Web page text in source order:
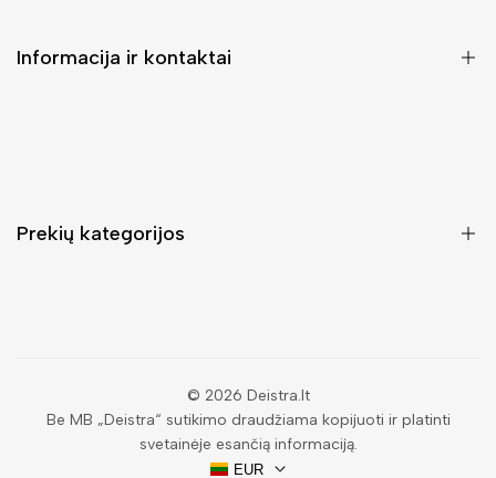
Informacija ir kontaktai
Prekių kategorijos
Kuprinės moterims
Vyriškos piniginės
© 2026 Deistra.lt
Be MB „Deistra“ sutikimo draudžiama kopijuoti ir platinti
svetainėje esančią informaciją.
EUR